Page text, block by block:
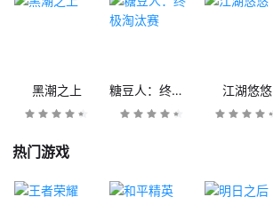
黑潮之上 糖豆人：终极淘汰赛 江湖悠悠
热门游戏